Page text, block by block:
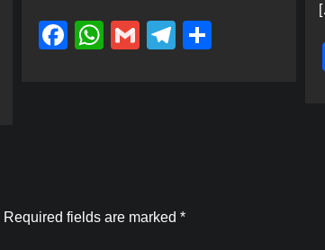
Facebook
WhatsApp
GmailTelegram
Required fields are marked *